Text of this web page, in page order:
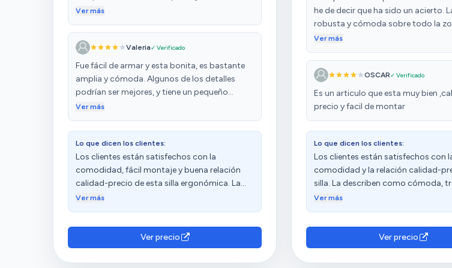
un problema con una de las piezas y el
duda, la recomiendo.
Ver más
Valeria✓ Verificado
Fue fácil de armar y esta bonita, es bastante
amplia y cómoda. Algunos de los detalles
podrían ser mejores, y tiene un pequeño
raspado en el plástico del respaldar. Por el
de todo vale la pena, espero dure con el
tiempo.
Ver más
Lo que dicen los clientes:
Los clientes están satisfechos con la
comodidad, fácil montaje y buena relación
calidad-precio de esta silla ergonómica. La
describen como muy cómoda, segura y con
ajuste, como el reposacabezas ajustable
hacia arriba y hacia abajo. La consideran de
buena calidad y resistencia.
Ver más
Ver precio
he de decir que ha sido un acierto.
robusta y cómoda sobre todo la
espalda que bien firme. Es una silla
puede usar perfectamente. El
sencillo con pocos tornillos y en 10-
tienes montada. El precio de
barato que en cualquier zona
Ver más
OSCAR✓ Verificado
Es un articulo que esta muy bien
precio y facil de montar
Lo que dicen los clientes:
Los clientes están satisfechos con
comodidad y la relación calidad-
silla. La describen como cómoda,
y con un diseño atractivo. Sin
montaje, la dureza del asiento y el
Ver más
Ver precio